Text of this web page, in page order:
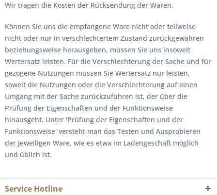
Wir tragen die Kosten der Rücksendung der Waren.
Können Sie uns die empfangene Ware nicht oder teilweise
nicht oder nur in verschlechtertem Zustand zurückgewähren
beziehungsweise herausgeben, müssen Sie uns insoweit
Wertersatz leisten. Für die Verschlechterung der Sache und für
gezogene Nutzungen müssen Sie Wertersatz nur leisten,
soweit die Nutzungen oder die Verschlechterung auf einen
Umgang mit der Sache zurückzuführen ist, der über die
Prüfung der Eigenschaften und der Funktionsweise
hinausgeht. Unter 'Prüfung der Eigenschaften und der
Funktionsweise' versteht man das Testen und Ausprobieren
der jeweiligen Ware, wie es etwa im Ladengeschäft möglich
und üblich ist.
Service Hotline